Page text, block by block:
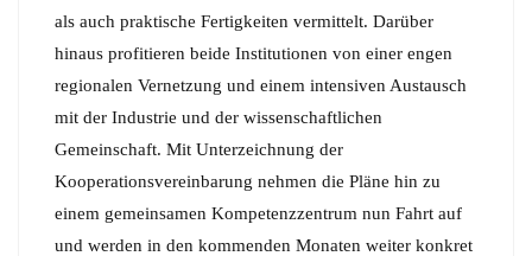
als auch praktische Fertigkeiten vermittelt. Darüber
hinaus profitieren beide Institutionen von einer engen
regionalen Vernetzung und einem intensiven Austausch
mit der Industrie und der wissenschaftlichen
Gemeinschaft. Mit Unterzeichnung der
Kooperationsvereinbarung nehmen die Pläne hin zu
einem gemeinsamen Kompetenzzentrum nun Fahrt auf
und werden in den kommenden Monaten weiter konkret